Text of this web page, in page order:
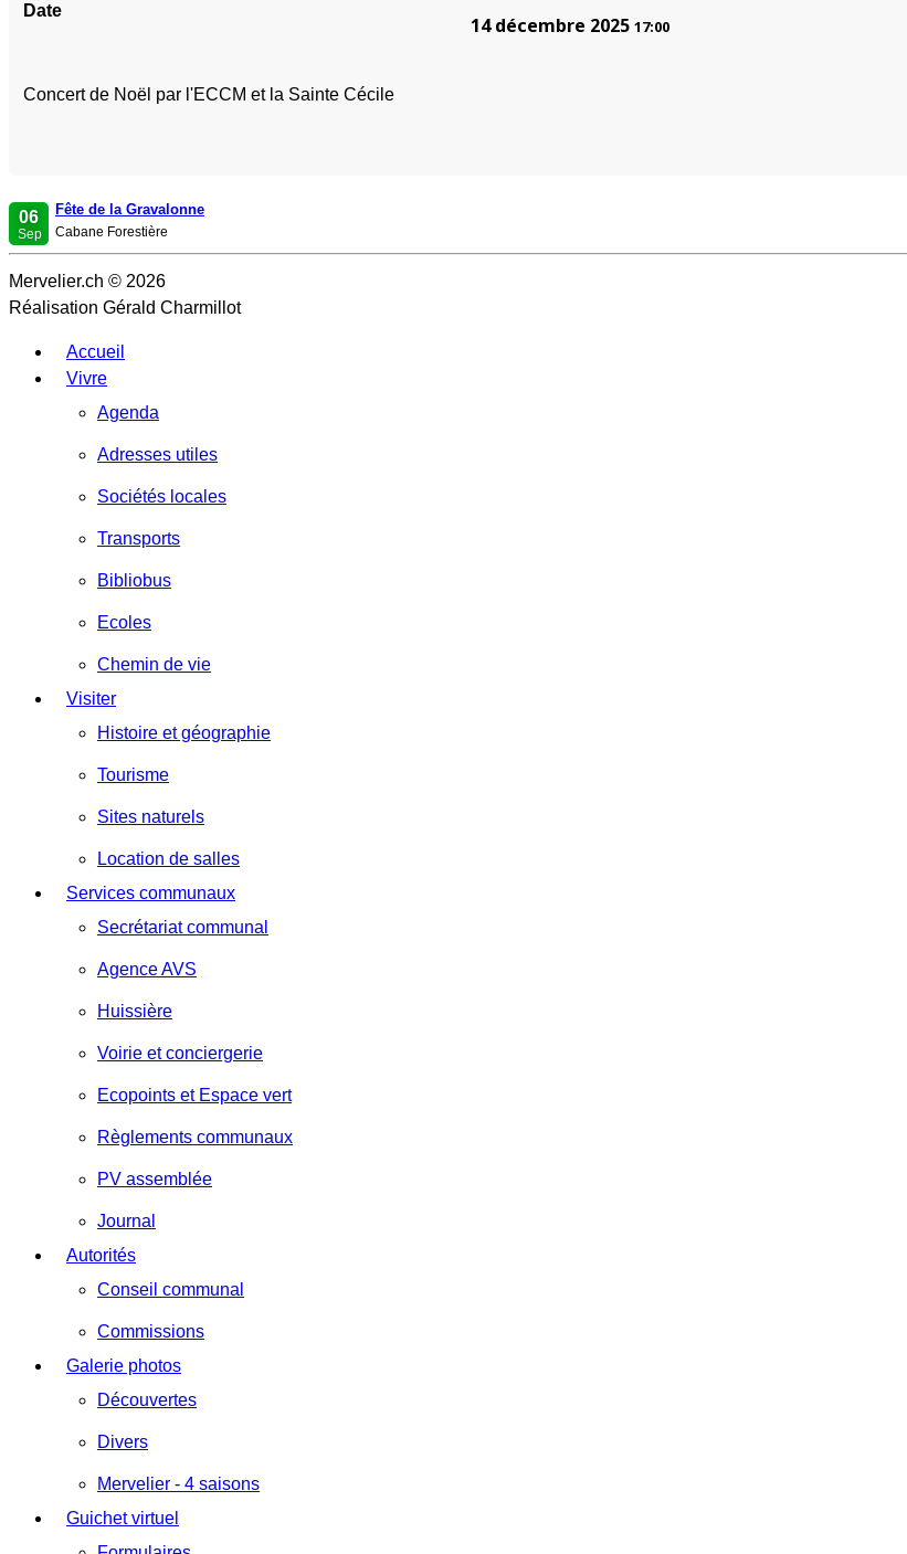
Date
14 décembre 2025 17:00
Concert de Noël par l'ECCM et la Sainte Cécile
06
Sep
Fête de la Gravalonne
Cabane Forestière
Mervelier.ch © 2026
Réalisation Gérald Charmillot
Accueil
Vivre
Agenda
Adresses utiles
Sociétés locales
Transports
Bibliobus
Ecoles
Chemin de vie
Visiter
Histoire et géographie
Tourisme
Sites naturels
Location de salles
Services communaux
Secrétariat communal
Agence AVS
Huissière
Voirie et conciergerie
Ecopoints et Espace vert
Règlements communaux
PV assemblée
Journal
Autorités
Conseil communal
Commissions
Galerie photos
Découvertes
Divers
Mervelier - 4 saisons
Guichet virtuel